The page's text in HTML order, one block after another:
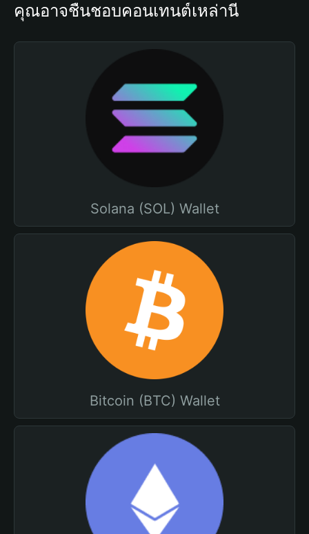
คุณอาจชื่นชอบคอนเทนต์เหล่านี้
Solana (SOL) Wallet
Bitcoin (BTC) Wallet